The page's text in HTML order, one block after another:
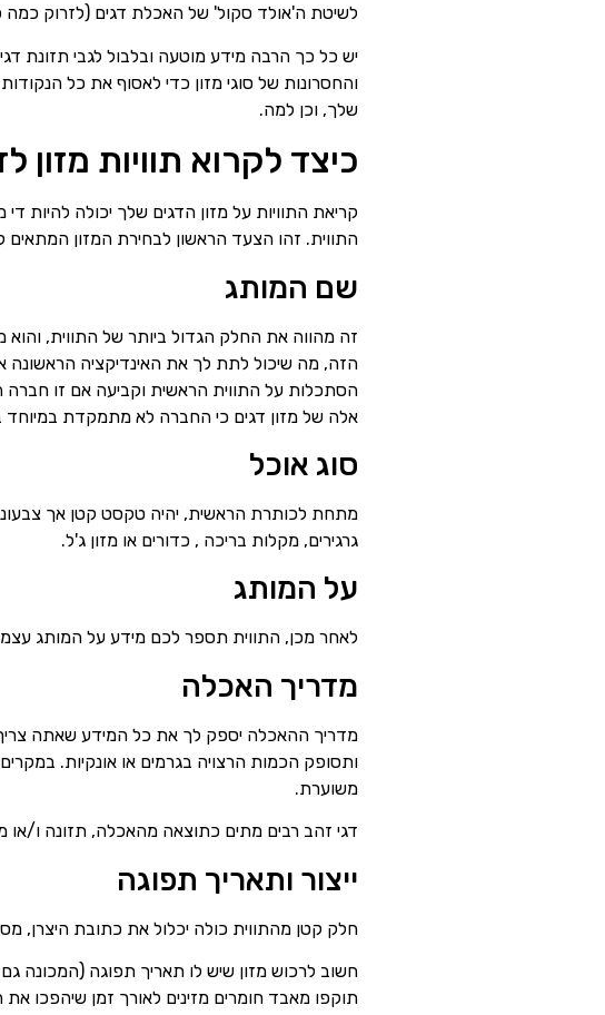
לשיטת ה'אולד סקול' של האכלת דגים (לזרוק
יש כל כך הרבה מידע מוטעה ובלבול לגבי תזונת
והחסרונות של סוגי מזון כדי לאסוף את כל
שלך, וכן למה.
כיצד לקרוא תוויות מזון
קריאת התוויות על מזון הדגים שלך יכולה להיות
התווית. זהו הצעד הראשון לבחירת המזון המתאים
שם המותג
זה מהווה את החלק הגדול ביותר של התווית,
הזה, מה שיכול לתת לך את האינדיקציה הראשונה
הסתכלות על התווית הראשית וקביעה אם זו חברה
אלה של מזון דגים כי החברה לא מתמקדת במיוחד
סוג אוכל
מתחת לכותרת הראשית, יהיה טקסט קטן אך צבעוני
גרגירים, מקלות בריכה , כדורים או מזון ג'ל.
על המותג
לאחר מכן, התווית תספר לכם מידע על המותג
מדריך האכלה
מדריך ההאכלה יספק לך את כל המידע שאתה צריך
ותסופק הכמות הרצויה בגרמים או אונקיות. במקרים
משוערת.
דגי זהב רבים מתים כתוצאה מהאכלה, תזונה ו/או
ייצור ותאריך תפוגה
חלק קטן מהתווית כולה יכלול את כתובת היצרן,
תוקפו מאבד חומרים מזינים לאורך זמן שיהפכו